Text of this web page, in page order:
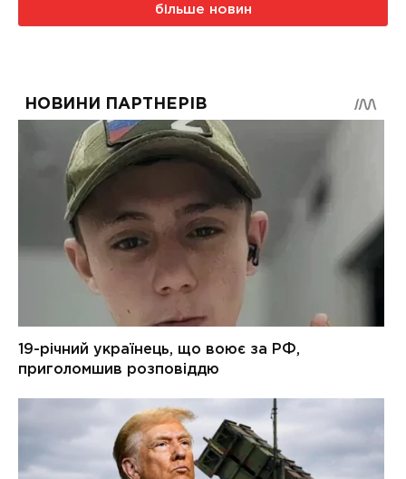
більше новин